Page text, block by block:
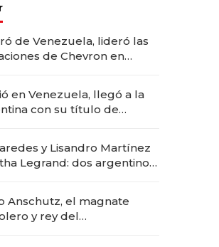
de Venezuela, lideró las
de Chevron en
en Venezuela, llegó a la
con su título de
"fast premium"
y Lisandro Martínez
Legrand: dos argentinos
Anschutz, el magnate
y rey del